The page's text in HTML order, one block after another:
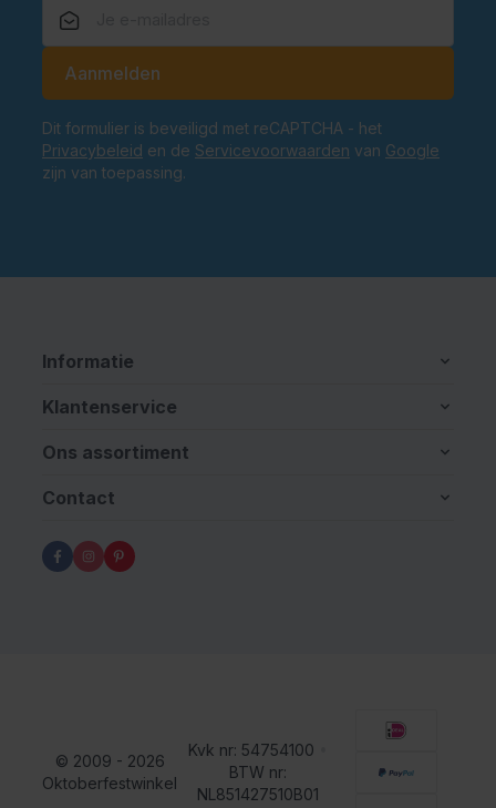
Aanmelden
Dit formulier is beveiligd met reCAPTCHA - het
Privacybeleid en de Servicevoorwaarden van Google
zijn van toepassing.
Informatie
Klantenservice
Ons assortiment
Contact
© 2009 - 2026
Oktoberfestwinkel
Kvk nr: 54754100
BTW nr:
NL851427510B01